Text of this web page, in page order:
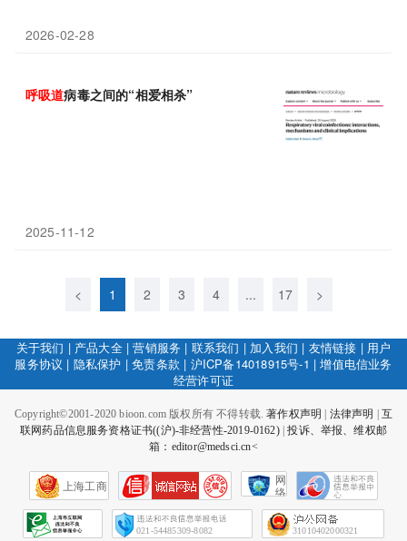
2026-02-28
呼吸道病毒之间的“相爱相杀”
2025-11-12
< 1 2 3 4 ... 17 >
关于我们 | 产品大全|营销服务 | 联系我们 | 加入我们 | 友情链接 | 用户
服务协议 | 隐私保护 |免责条款 | 沪ICP备14018915号-1 |增值电信业务
经营许可证
Copyright©2001-2020 bioon.com 版权所有 不得转载.著作权声明 法律声明
互
联网药品信息服务资格证书((沪)-非经营性-2019-0162)|投诉、举报、维权邮
箱：editor@medsci.cn<
上海工商
网
络
会
征
021-54485309-8082 31010402000321